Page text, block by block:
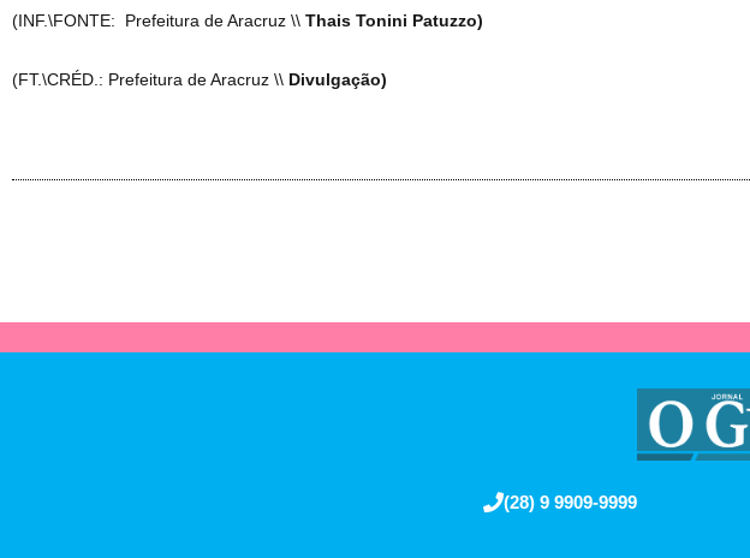
(INF.\FONTE: Prefeitura de Aracruz \\ Thais Tonini Patuzzo)
(FT.\CRÉD.: Prefeitura de Aracruz \\ Divulgação)
(28) 9 9909-9999